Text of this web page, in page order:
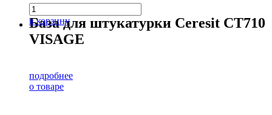
в корзину
База для штукатурки Ceresit CT710
VISAGE
подробнее
о товаре